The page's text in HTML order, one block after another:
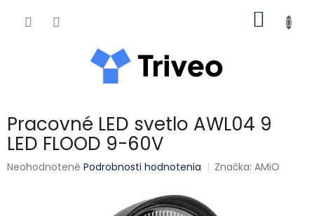
Pracovné LED svetlo AWL04 9
LED FLOOD 9-60V
Priemerné hodnotenie produktu je 0,0 z 5 hviezdičiek.
Neohodnotené Podrobnosti hodnotenia Značka:AMiO